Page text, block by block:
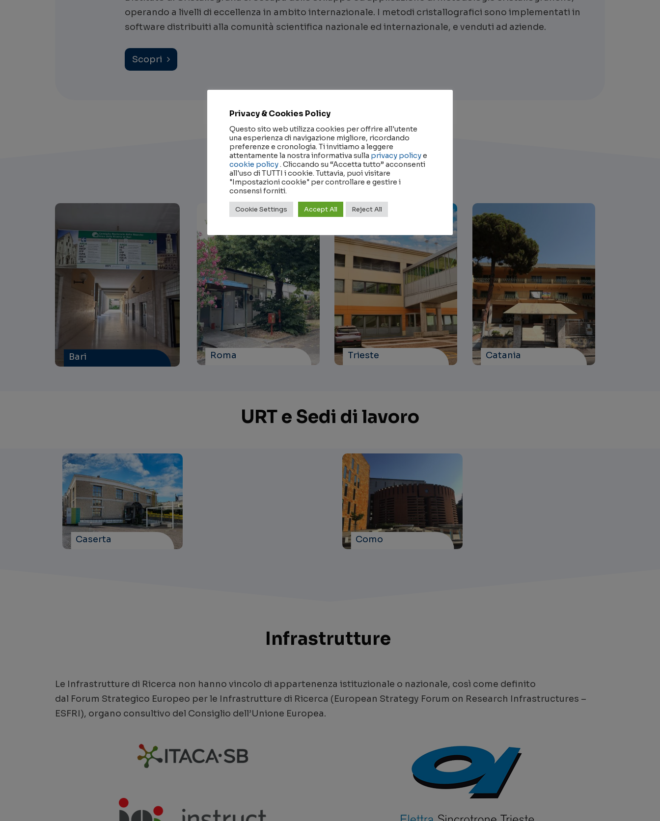
operando a livelli di eccellenza in ambito internazionale. I metodi cristallografici sono implementati in
software distribuiti alla comunità scientifica nazionale ed internazionale, e venduti ad aziende.
Scopri
Sedi
Bari Roma Trieste Catania
URT e Sedi di lavoro
Caserta Como
Infrastrutture
Le Infrastrutture di Ricerca non hanno vincolo di appartenenza istituzionale o nazionale, così come definito
dal Forum Strategico Europeo per le Infrastrutture di Ricerca (European Strategy Forum on Research Infrastructures –
ESFRI), organo consultivo del Consiglio dell’Unione Europea.
Privacy & Cookies Policy
Questo sito web utilizza cookies per offrire all'utente
una esperienza di navigazione migliore, ricordando
preferenze e cronologia. Ti invitiamo a leggere
attentamente la nostra informativa sulla privacy policye
cookie policy. Cliccando su “Accetta tutto” acconsenti
all'uso di TUTTI i cookie. Tuttavia, puoi visitare
"Impostazioni cookie" per controllare e gestire i
consensi forniti.
Cookie Settings Accept All Reject All